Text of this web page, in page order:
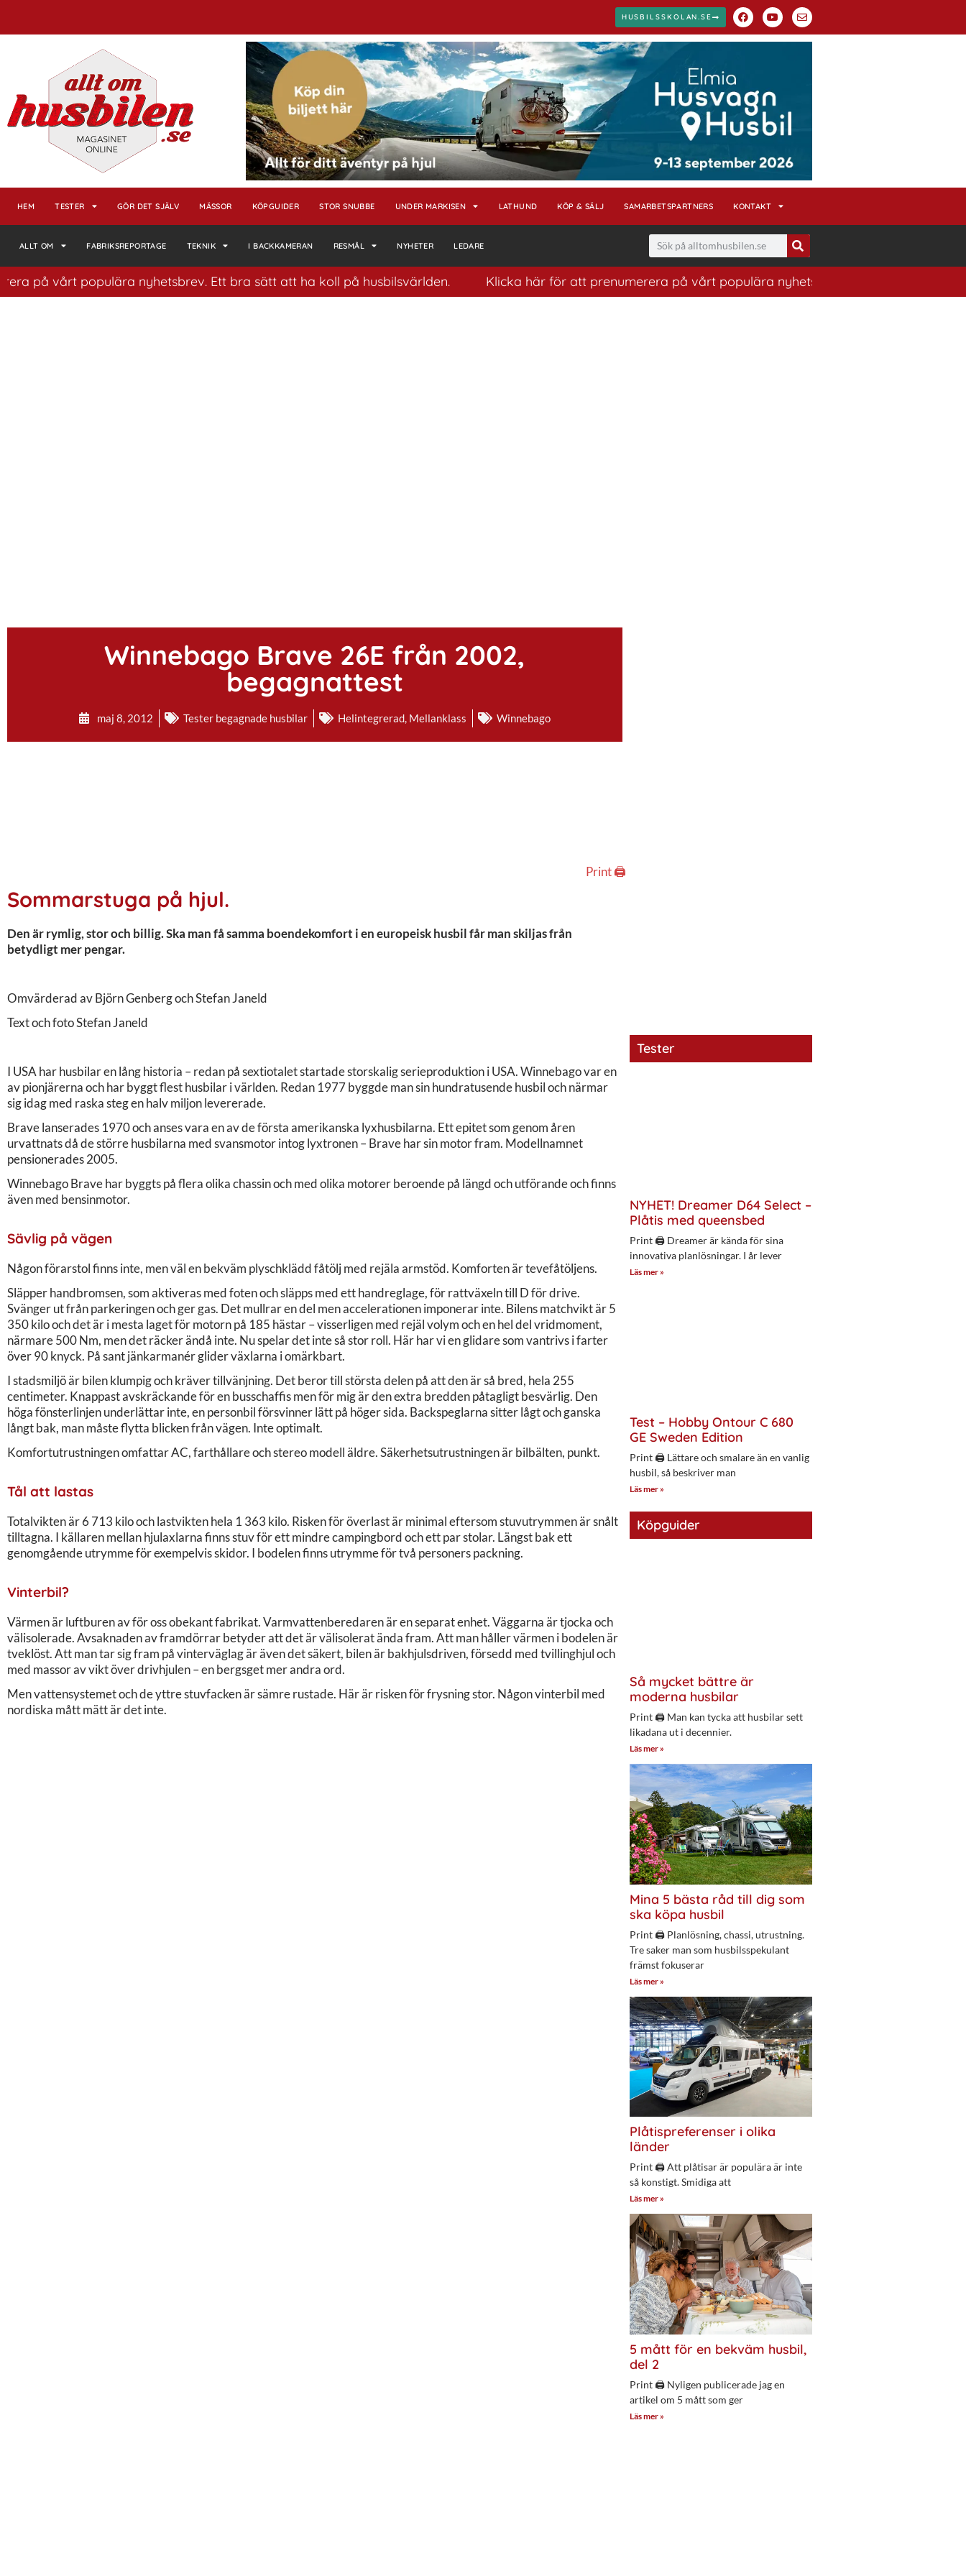
HUSBILSSKOLAN.SE
HEM TESTER GÖR DET SJÄLV MÄSSOR KÖPGUIDER STOR SNUBBE UNDER MARKISEN LATHUND KÖP & SÄLJ SAMARBETSPARTNERS KONTAKT
ALLT OM FABRIKSREPORTAGE TEKNIK I BACKKAMERAN RESMÅL NYHETER LEDARE
populära nyhetsbrev. Ett bra sätt att ha koll på husbilsvärlden. Klicka här för att prenumerera på vårt populära nyhetsbrev. Ett bra sätt att ha koll på
Winnebago Brave 26E från 2002,
begagnattest
maj 8, 2012 Tester begagnade husbilar Helintegrerad, Mellanklass Winnebago
Print 🖨
Sommarstuga på hjul.
Den är rymlig, stor och billig. Ska man få samma boendekomfort i en europeisk husbil får man skiljas från
betydligt mer pengar.
Omvärderad av Björn Genberg och Stefan Janeld
Text och foto Stefan Janeld
I USA har husbilar en lång historia – redan på sextiotalet startade storskalig serieproduktion i USA. Winnebago var en
av pionjärerna och har byggt flest husbilar i världen. Redan 1977 byggde man sin hundratusende husbil och närmar
sig idag med raska steg en halv miljon levererade.
Brave lanserades 1970 och anses vara en av de första amerikanska lyxhusbilarna. Ett epitet som genom åren
urvattnats då de större husbilarna med svansmotor intog lyxtronen – Brave har sin motor fram. Modellnamnet
pensionerades 2005.
Winnebago Brave har byggts på flera olika chassin och med olika motorer beroende på längd och utförande och finns
även med bensinmotor.
Sävlig på vägen
Någon förarstol finns inte, men väl en bekväm plyschklädd fåtölj med rejäla armstöd. Komforten är tevefåtöljens.
Släpper handbromsen, som aktiveras med foten och släpps med ett handreglage, för rattväxeln till D för drive.
Svänger ut från parkeringen och ger gas. Det mullrar en del men accelerationen imponerar inte. Bilens matchvikt är 5
350 kilo och det är i mesta laget för motorn på 185 hästar – visserligen med rejäl volym och en hel del vridmoment,
närmare 500 Nm, men det räcker ändå inte. Nu spelar det inte så stor roll. Här har vi en glidare som vantrivs i farter
över 90 knyck. På sant jänkarmanér glider växlarna i omärkbart.
I stadsmiljö är bilen klumpig och kräver tillvänjning. Det beror till största delen på att den är så bred, hela 255
centimeter. Knappast avskräckande för en busschaffis men för mig är den extra bredden påtagligt besvärlig. Den
höga fönsterlinjen underlättar inte, en personbil försvinner lätt på höger sida. Backspeglarna sitter lågt och ganska
långt bak, man måste flytta blicken från vägen. Inte optimalt.
Komfortutrustningen omfattar AC, farthållare och stereo modell äldre. Säkerhetsutrustningen är bilbälten, punkt.
Tål att lastas
Totalvikten är 6 713 kilo och lastvikten hela 1 363 kilo. Risken för överlast är minimal eftersom stuvutrymmen är snålt
tilltagna. I källaren mellan hjulaxlarna finns stuv för ett mindre campingbord och ett par stolar. Längst bak ett
genomgående utrymme för exempelvis skidor. I bodelen finns utrymme för två personers packning.
Vinterbil?
Värmen är luftburen av för oss obekant fabrikat. Varmvattenberedaren är en separat enhet. Väggarna är tjocka och
välisolerade. Avsaknaden av framdörrar betyder att det är välisolerat ända fram. Att man håller värmen i bodelen är
tveklöst. Att man tar sig fram på vinterväglag är även det säkert, bilen är bakhjulsdriven, försedd med tvillinghjul och
med massor av vikt över drivhjulen – en bergsget mer andra ord.
Men vattensystemet och de yttre stuvfacken är sämre rustade. Här är risken för frysning stor. Någon vinterbil med
nordiska mått mätt är det inte.
Tester
NYHET! Dreamer D64 Select –
Plåtis med queensbed
Print 🖨 Dreamer är kända för sina
innovativa planlösningar. I år lever
Läs mer »
Test – Hobby Ontour C 680
GE Sweden Edition
Print 🖨 Lättare och smalare än en vanlig
husbil, så beskriver man
Läs mer »
Köpguider
Så mycket bättre är
moderna husbilar
Print 🖨 Man kan tycka att husbilar sett
likadana ut i decennier.
Läs mer »
Mina 5 bästa råd till dig som
ska köpa husbil
Print 🖨 Planlösning, chassi, utrustning.
Tre saker man som husbilsspekulant
främst fokuserar
Läs mer »
Plåtispreferenser i olika
länder
Print 🖨 Att plåtisar är populära är inte
så konstigt. Smidiga att
Läs mer »
5 mått för en bekväm husbil,
del 2
Print 🖨 Nyligen publicerade jag en
artikel om 5 mått som ger
Läs mer »